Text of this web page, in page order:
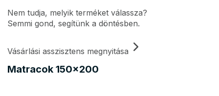
Matracok 150x200
Nem tudja, melyik terméket válassza?
Semmi gond, segítünk a döntésben.
Vásárlási asszisztens megnyitása